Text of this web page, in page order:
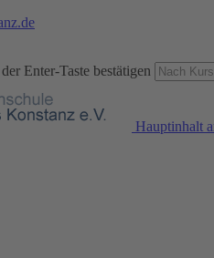
Enter-Taste bestätigen
Hauptinhalt